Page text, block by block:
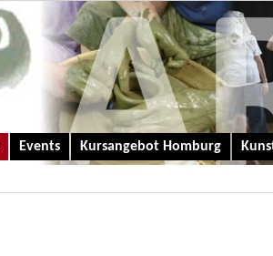
Events Kursangebot Homburg